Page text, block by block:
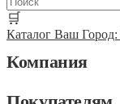
🛒
Каталог Ваш Город:
Компания